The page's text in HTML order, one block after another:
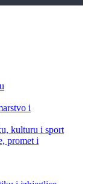
i
kulturu i sport
promet i